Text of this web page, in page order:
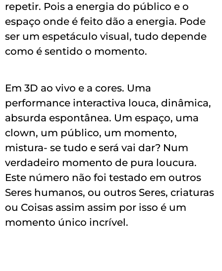
repetir. Pois a energia do público e o
espaço onde é feito dão a energia. Pode
ser um espetáculo visual, tudo depende
como é sentido o momento.
Em 3D ao vivo e a cores. Uma
performance interactiva louca, dinâmica,
absurda espontânea. Um espaço, uma
clown, um público, um momento,
mistura- se tudo e será vai dar? Num
verdadeiro momento de pura loucura.
Este número não foi testado em outros
Seres humanos, ou outros Seres, criaturas
ou Coisas assim assim por isso é um
momento único incrível.